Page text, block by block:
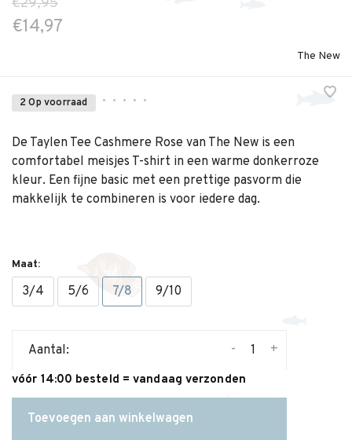
€14,97
The New
2 Op voorraad • • • • •
De Taylen Tee Cashmere Rose van The New is een
comfortabel meisjes T-shirt in een warme donkerroze
kleur. Een fijne basic met een prettige pasvorm die
makkelijk te combineren is voor iedere dag.
Maat:
3/4 5/6 7/8 9/10
Aantal: +
-
vóór 14:00 besteld = vandaag verzonden
Toevoegen aan winkelwagen